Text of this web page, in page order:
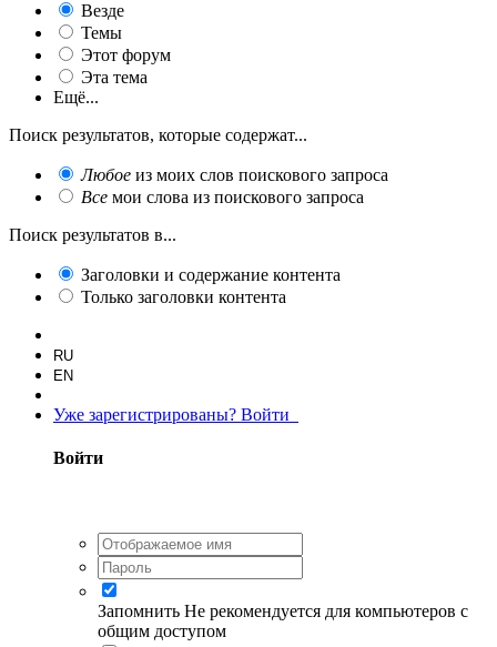
Везде
Темы
Этот форум
Эта тема
Ещё...
Поиск результатов, которые содержат...
Любое из моих слов поискового запроса
Все мои слова из поискового запроса
Поиск результатов в...
Заголовки и содержание контента
Только заголовки контента
RU
EN
Уже зарегистрированы? Войти
Войти
Запомнить Не рекомендуется для компьютеров с
общим доступом